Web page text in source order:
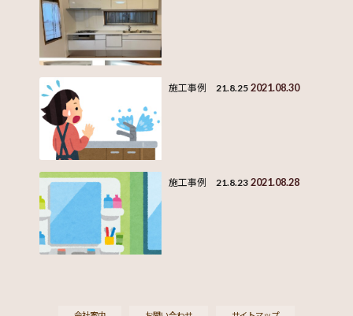
施工事例 21.8.25 2021.08.30
施工事例 21.8.23 2021.08.28